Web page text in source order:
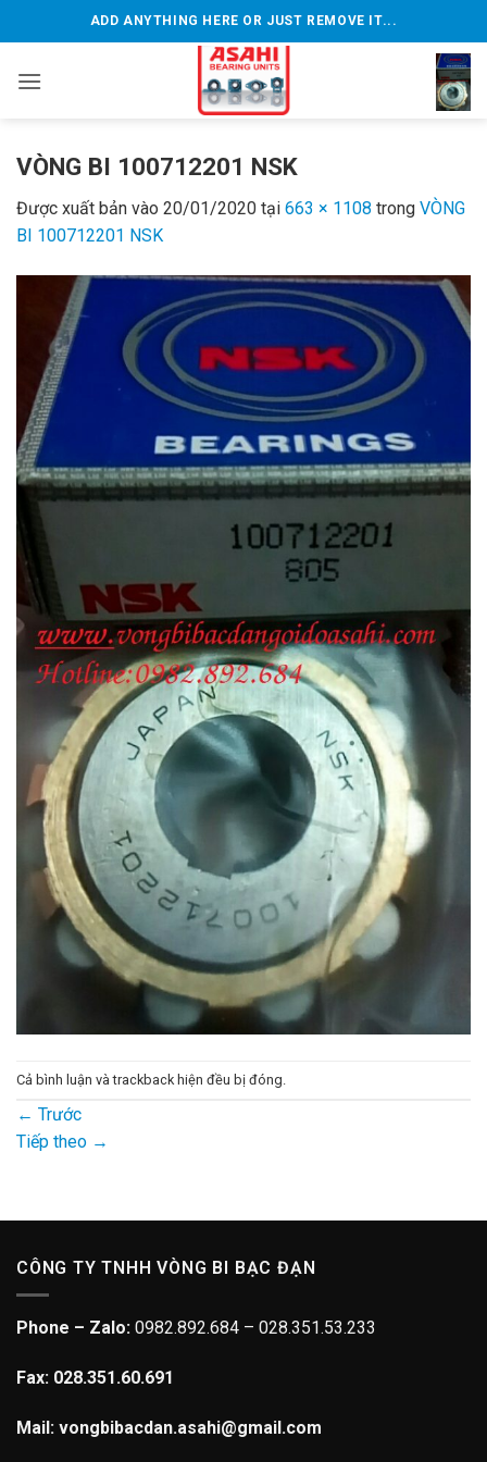
qua
dung
ADD ANYTHING HERE OR JUST REMOVE IT...
VÒNG BI 100712201 NSK
Được xuất bản vào 20/01/2020 tại 663 × 1108 trong VÒNG
BI 100712201 NSK
Cả bình luận và trackback hiện đều bị đóng.
← Trước
Tiếp theo →
CÔNG TY TNHH VÒNG BI BẠC ĐẠN
Phone – Zalo: 0982.892.684 – 028.351.53.233
Fax: 028.351.60.691
Mail: vongbibacdan.asahi@gmail.com